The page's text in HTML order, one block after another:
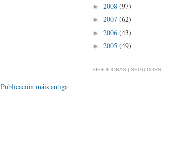
Publicación máis antiga
► 2008 (97)
► 2007 (62)
► 2006 (43)
► 2005 (49)
SEGUIDORAS | SEGUIDORS